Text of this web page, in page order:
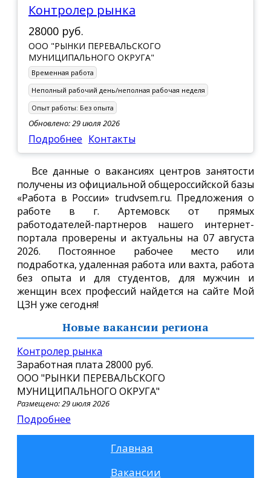
Контролер рынка
28000 руб.
ООО "РЫНКИ ПЕРЕВАЛЬСКОГО
МУНИЦИПАЛЬНОГО ОКРУГА"
Временная работа
Неполный рабочий день/неполная рабочая неделя
Опыт работы: Без опыта
Обновлено: 29 июля 2026
Подробнее Контакты
Все данные о вакансиях центров занятости
получены из официальной общероссийской базы
«Работа в России» trudvsem.ru. Предложения о
работе в г. Артемовск от прямых
работодателей-партнеров нашего интернет-
портала проверены и актуальны на 07 августа
2026. Постоянное рабочее место или
подработка, удаленная работа или вахта, работа
без опыта и для студентов, для мужчин и
женщин всех профессий найдется на сайте Мой
ЦЗН уже сегодня!
Новые вакансии региона
Контролер рынка
Заработная плата 28000 руб.
ООО "РЫНКИ ПЕРЕВАЛЬСКОГО
МУНИЦИПАЛЬНОГО ОКРУГА"
Размещено: 29 июля 2026
Подробнее
Главная
Вакансии